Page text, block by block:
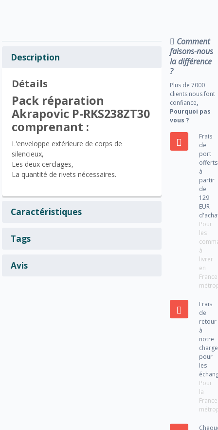
Description
Détails
Pack réparation
Akrapovic P-RKS238ZT30
comprenant :
L'enveloppe extérieure de corps de
silencieux,
Les deux cerclages,
La quantité de rivets nécessaires.
Caractéristiques
Tags
Avis
Comment
faisons-nous
la différence
?
Plus de 7000
clients nous font
confiance,
Pourquoi pas
vous ?
Frais
de
port
offerts
à
partir
de
129
EUR
Pour
les
à
livrer
en
France
Frais
de
retour
à
notre
charge
pour
les
Pour
la
France